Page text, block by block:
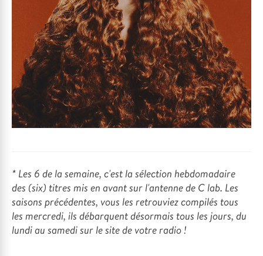
* Les 6 de la semaine, c'est la sélection hebdomadaire
des (six) titres mis en avant sur l'antenne de C lab. Les
saisons précédentes, vous les retrouviez compilés tous
les mercredi, ils débarquent désormais tous les jours, du
lundi au samedi sur le site de votre radio !